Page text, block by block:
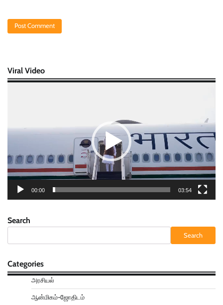
Viral Video
00:00 03:54
Search
Search
Categories
அரசியல்
ஆன்மிகம்-ஜோதிடம்